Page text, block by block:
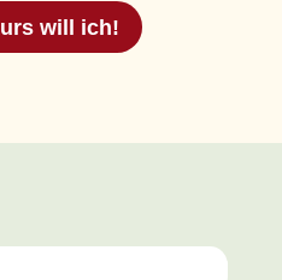
will ich!